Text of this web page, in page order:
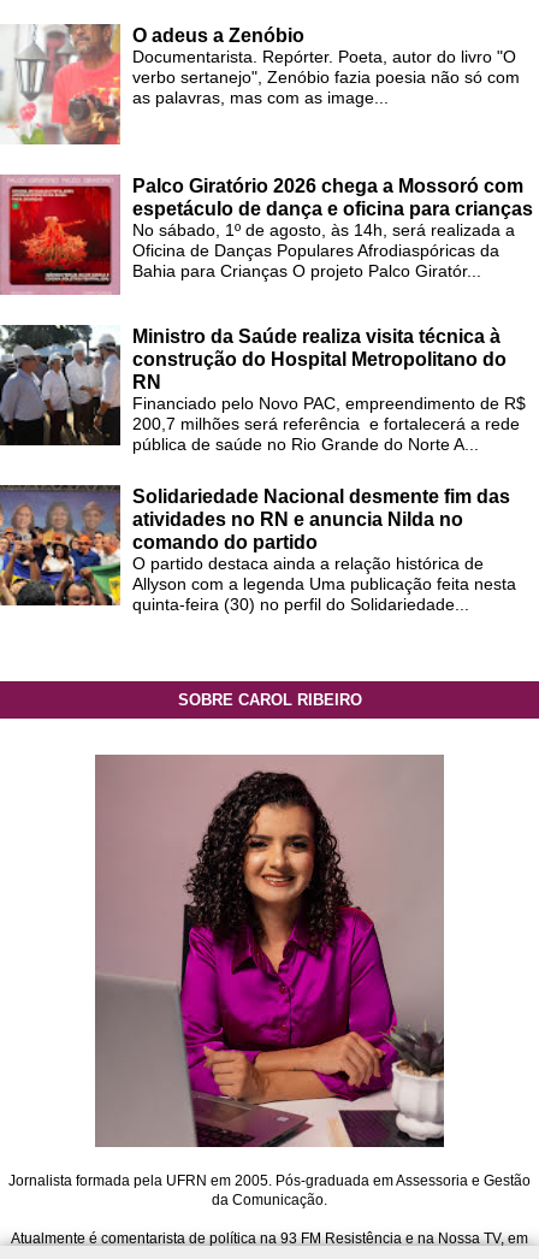
O adeus a Zenóbio
Documentarista. Repórter. Poeta, autor do livro "O
verbo sertanejo", Zenóbio fazia poesia não só com
as palavras, mas com as image...
Palco Giratório 2026 chega a Mossoró com
espetáculo de dança e oficina para crianças
No sábado, 1º de agosto, às 14h, será realizada a
Oficina de Danças Populares Afrodiaspóricas da
Bahia para Crianças O projeto Palco Giratór...
Ministro da Saúde realiza visita técnica à
construção do Hospital Metropolitano do
RN
Financiado pelo Novo PAC, empreendimento de R$
200,7 milhões será referência e fortalecerá a rede
pública de saúde no Rio Grande do Norte A...
Solidariedade Nacional desmente fim das
atividades no RN e anuncia Nilda no
comando do partido
O partido destaca ainda a relação histórica de
Allyson com a legenda Uma publicação feita nesta
quinta-feira (30) no perfil do Solidariedade...
SOBRE CAROL RIBEIRO
Jornalista formada pela UFRN em 2005. Pós-graduada em Assessoria e Gestão
da Comunicação.
Atualmente é comentarista de política na 93 FM Resistência e na Nossa TV, em